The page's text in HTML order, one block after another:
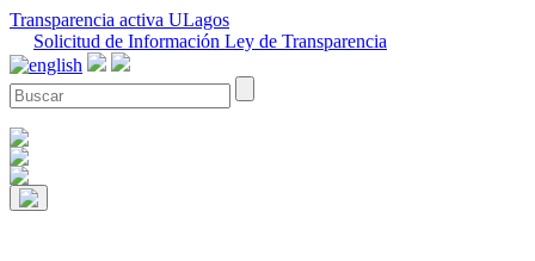
Transparencia activa ULagos
Solicitud de Información Ley de Transparencia